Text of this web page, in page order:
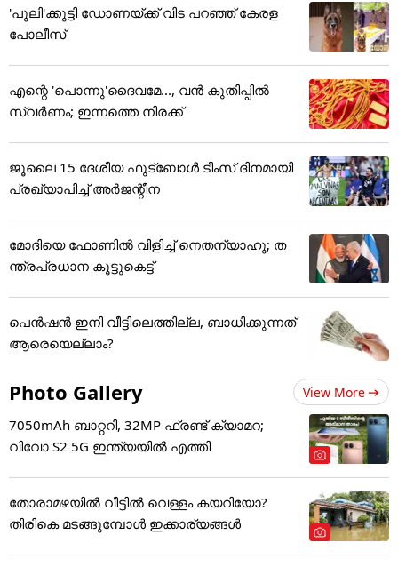
'പുലി'ക്കുട്ടി ഡോണയ്ക്ക് വിട പറഞ്ഞ് കേരള
പോലീസ്
എന്റെ 'പൊന്നു'ദൈവമേ..., വൻ കുതിപ്പിൽ
സ്വർണം; ഇന്നത്തെ നിരക്ക്
ജൂ​ലൈ 15 ദേശീയ ഫുട്ബോൾ ടീംസ് ദിനമായി
പ്രഖ്യാപിച്ച് അ‌ർജന്റീന
മോദിയെ ഫോണിൽ വിളിച്ച് നെതന്യാഹു; ത
ന്ത്രപ്രധാന കൂട്ടുകെട്ട്
പെൻഷൻ ഇനി വീട്ടിലെത്തില്ല, ബാധിക്കുന്നത്
ആരെയെല്ലാം?
Photo Gallery View More
7050mAh ബാറ്ററി, 32MP ഫ്രണ്ട് ക്യാമറ;
വിവോ S2 5G ഇന്ത്യയിൽ എത്തി
തോരാമഴയിൽ വീട്ടിൽ വെള്ളം കയറിയോ?
തിരികെ മടങ്ങുമ്പോൾ ഇക്കാര്യങ്ങൾ